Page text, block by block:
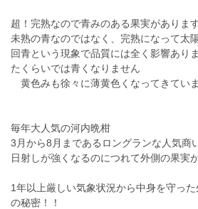
超！完熟なので青みのある果実があります
未熟の青なのではなく、完熟になって太
回青という現象で品質には全く影響あり
たくらいでは青くなりません
黄色みも徐々に薄黄色くなってきてい
毎年大人気の河内晩柑
3月から8月まであるロングランな人気商
日射しが強くなるのにつれて外側の果実
1年以上厳しい気象状況から中身を守っ
の秘密！！